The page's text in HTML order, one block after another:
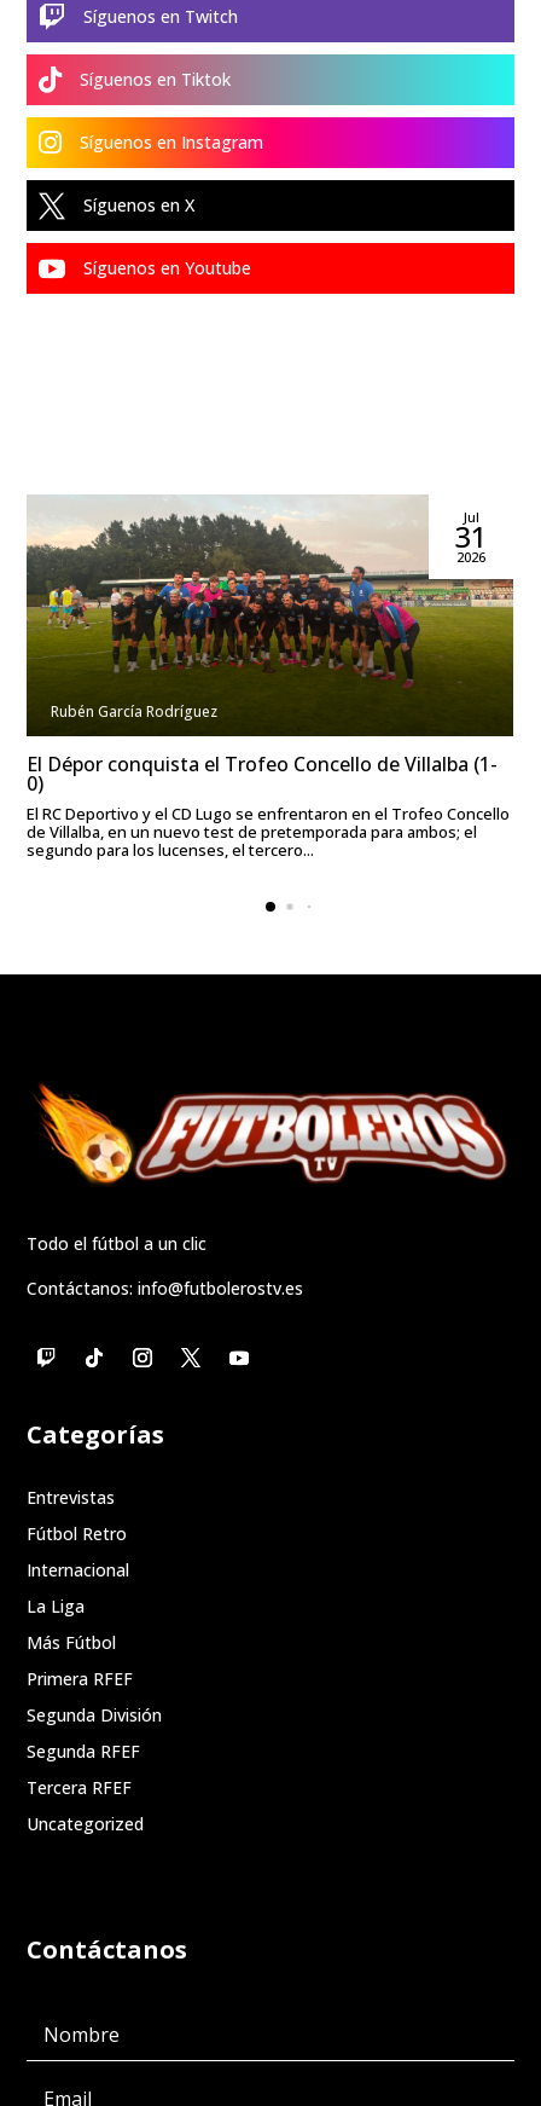
 Síguenos en Twitch
 Síguenos en Tiktok
 Síguenos en Instagram
 Síguenos en X
 Síguenos en Youtube
Rubén García Rodríguez
Jul
31
2026
El Dépor conquista el Trofeo Concello de Villalba (1-
0)
El RC Deportivo y el CD Lugo se enfrentaron en el Trofeo Concello
de Villalba, en un nuevo test de pretemporada para ambos; el
segundo para los lucenses, el tercero...
Todo el fútbol a un clic
Contáctanos:info@futbolerostv.es
Categorías
Entrevistas
Fútbol Retro
Internacional
La Liga
Más Fútbol
Primera RFEF
Segunda División
Segunda RFEF
Tercera RFEF
Uncategorized
Contáctanos